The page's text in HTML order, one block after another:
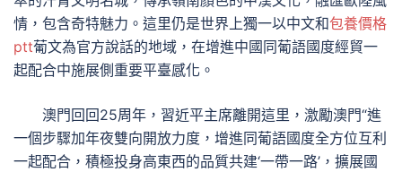
情，包含奇特魅力。這里仍是世界上獨一以中文和包養價格
ptt葡文為官方說話的地域，在增進中國同葡語國度經貿一
起配合中施展側重要平臺感化。
澳門回回25周年，習近平主席離開這里，激勵澳門“進
一個步驟加年夜雙向開放力度，增進同葡語國度全方位互利
一起配合，積極投身高東西的品質共建‘一帶一路’，擴展國